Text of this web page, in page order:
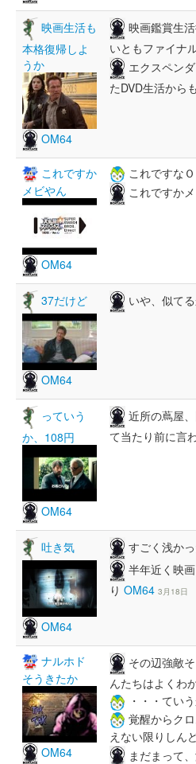
映画生活も
本格復帰しよ
うか
OM64
映画鑑賞生
いともファイナ
エクスペン
たDVD生活から
これですか
メビやん
OM64
これですな
これですか
37だけど
OM64
いや、似て
っていう
か、108円
OM64
近所の蔦屋
て当たり前に言
吐き気
OM64
すごく浅か
半年近く映
り OM64 3月18日
ナルホド
そうきたか
OM64
その辺強敵
んたちはよくわ
・・・てい
覚醒からク
えない限りしん
まだまって